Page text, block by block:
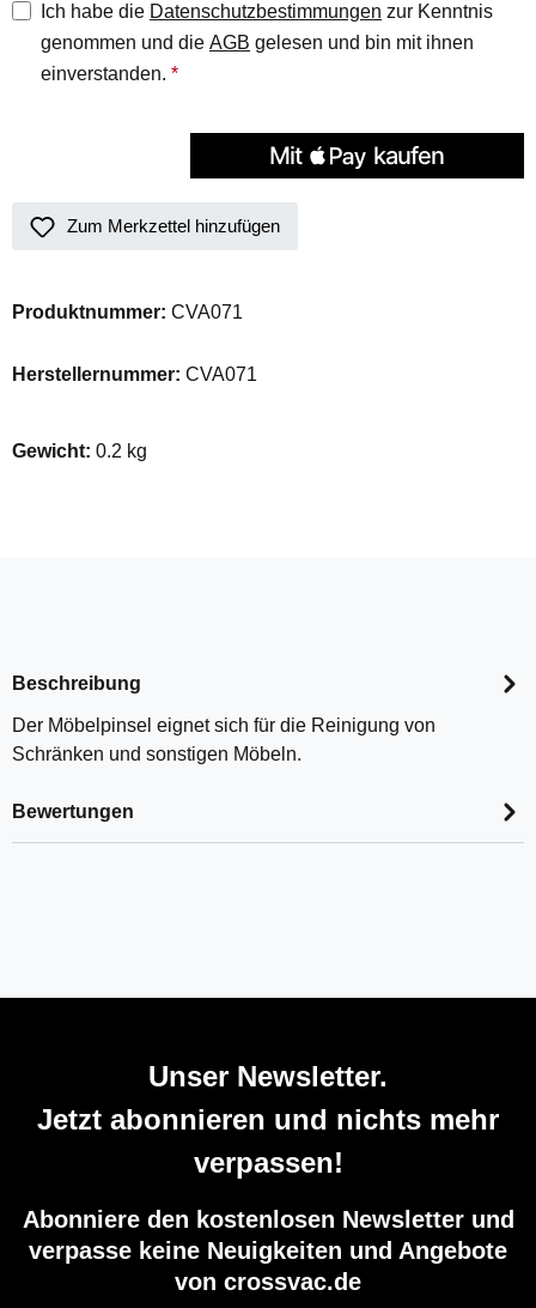
Ich habe die Datenschutzbestimmungen zur Kenntnis
genommen und die AGB gelesen und bin mit ihnen
einverstanden. *
Zum Merkzettel hinzufügen
Produktnummer: CVA071
Herstellernummer: CVA071
Gewicht: 0.2 kg
Beschreibung
Der Möbelpinsel eignet sich für die Reinigung von
Schränken und sonstigen Möbeln.
Bewertungen
Unser Newsletter.
Jetzt abonnieren und nichts mehr
verpassen!
Abonniere den kostenlosen Newsletter und
verpasse keine Neuigkeiten und Angebote
von crossvac.de